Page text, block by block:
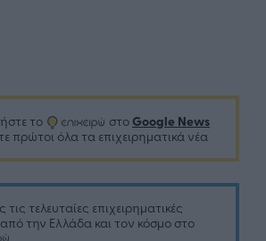
το στο Google News
πρώτοι όλα τα επιχειρηματικά νέα
τις τελευταίες επιχειρηματικές
από την Ελλάδα και τον κόσμο στο